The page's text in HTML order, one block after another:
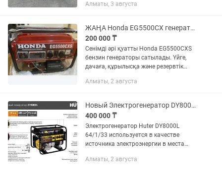
Алматы, 3 августа
ЖАҢА Honda EG5500CX генераторы 5.5 кВт, плёнкасы алынбаған
200 000 ₸
Сенімді әрі қуатты Honda EG5500CXS
бензин генераторы сатылады. Үйге,
дачаға, құрылысқа және резервтік
Сипаттамалары: •Қуаты: 5.5 кВт
Алматы, 2 августа
Новый Электрогенератор DY8000L
400 000 ₸
Электрогенератор Huter DY8000L
64/1/33 используется в качестве
источника электроэнергии в места
сети. Модель широко применяется на
Алматы, 2 августа